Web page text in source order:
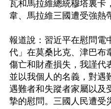
瓦和馬拉維總統穆塔裏卡
韋、馬拉維三國遭受強熱
報道說：習近平在慰問電
代」在莫桑比克、津巴布
傷亡和財產損失，我謹代
並以我個人的名義，對遇
遇難者和失蹤者家屬以及
摯的慰問。三國人民遭受